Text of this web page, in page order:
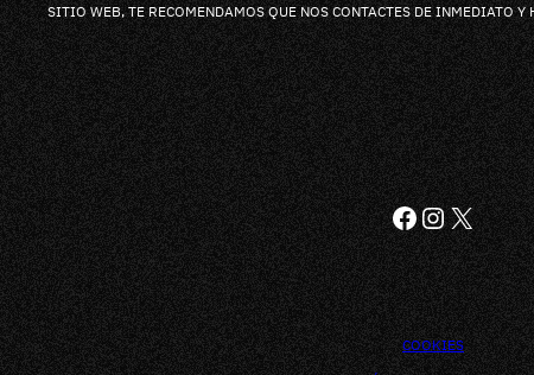
SITIO WEB, TE RECOMENDAMOS QUE NOS CONTACTES DE INMEDIATO
FACEBOOK
X
COOKIES